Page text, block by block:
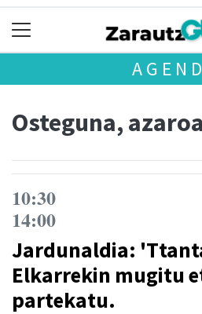
Osteguna,
10:30
14:00
Jardunaldia:
Elkarrekin mugitu
partekatu.